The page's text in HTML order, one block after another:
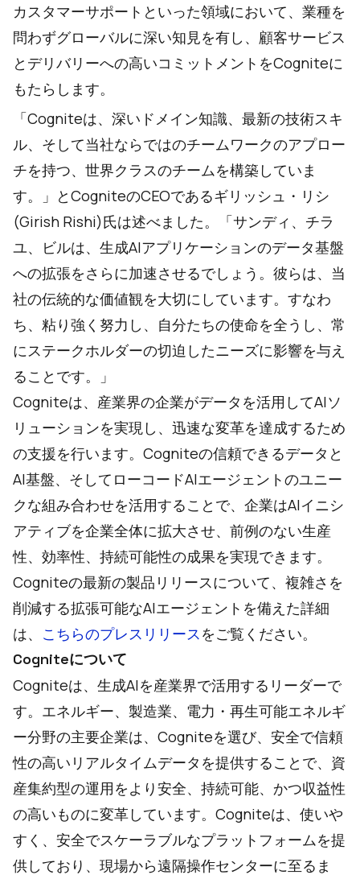
カスタマーサポートといった領域において、業種を
問わずグローバルに深い知見を有し、顧客サービス
とデリバリーへの高いコミットメントをCogniteに
もたらします。
「Cogniteは、深いドメイン知識、最新の技術スキ
ル、そして当社ならではのチームワークのアプロー
チを持つ、世界クラスのチームを構築していま
す。」とCogniteのCEOであるギリッシュ・リシ
(Girish Rishi)氏は述べました。「サンディ、チラ
ユ、ビルは、生成AIアプリケーションのデータ基盤
への拡張をさらに加速させるでしょう。彼らは、当
社の伝統的な価値観を大切にしています。すなわ
ち、粘り強く努力し、自分たちの使命を全うし、常
にステークホルダーの切迫したニーズに影響を与え
ることです。」
Cogniteは、産業界の企業がデータを活用してAIソ
リューションを実現し、迅速な変革を達成するため
の支援を行います。Cogniteの信頼できるデータと
AI基盤、そしてローコードAIエージェントのユニー
クな組み合わせを活用することで、企業はAIイニシ
アティブを企業全体に拡大させ、前例のない生産
性、効率性、持続可能性の成果を実現できます。
Cogniteの最新の製品リリースについて、複雑さを
削減する拡張可能なAIエージェントを備えた詳細
は、 こちらのプレスリリースをご覧ください。
Cogniteについて
Cogniteは、生成AIを産業界で活用するリーダーで
す。エネルギー、製造業、電力・再生可能エネルギ
ー分野の主要企業は、Cogniteを選び、安全で信頼
性の高いリアルタイムデータを提供することで、資
産集約型の運用をより安全、持続可能、かつ収益性
の高いものに変革しています。Cogniteは、使いや
すく、安全でスケーラブルなプラットフォームを提
供しており、現場から遠隔操作センターに至るま